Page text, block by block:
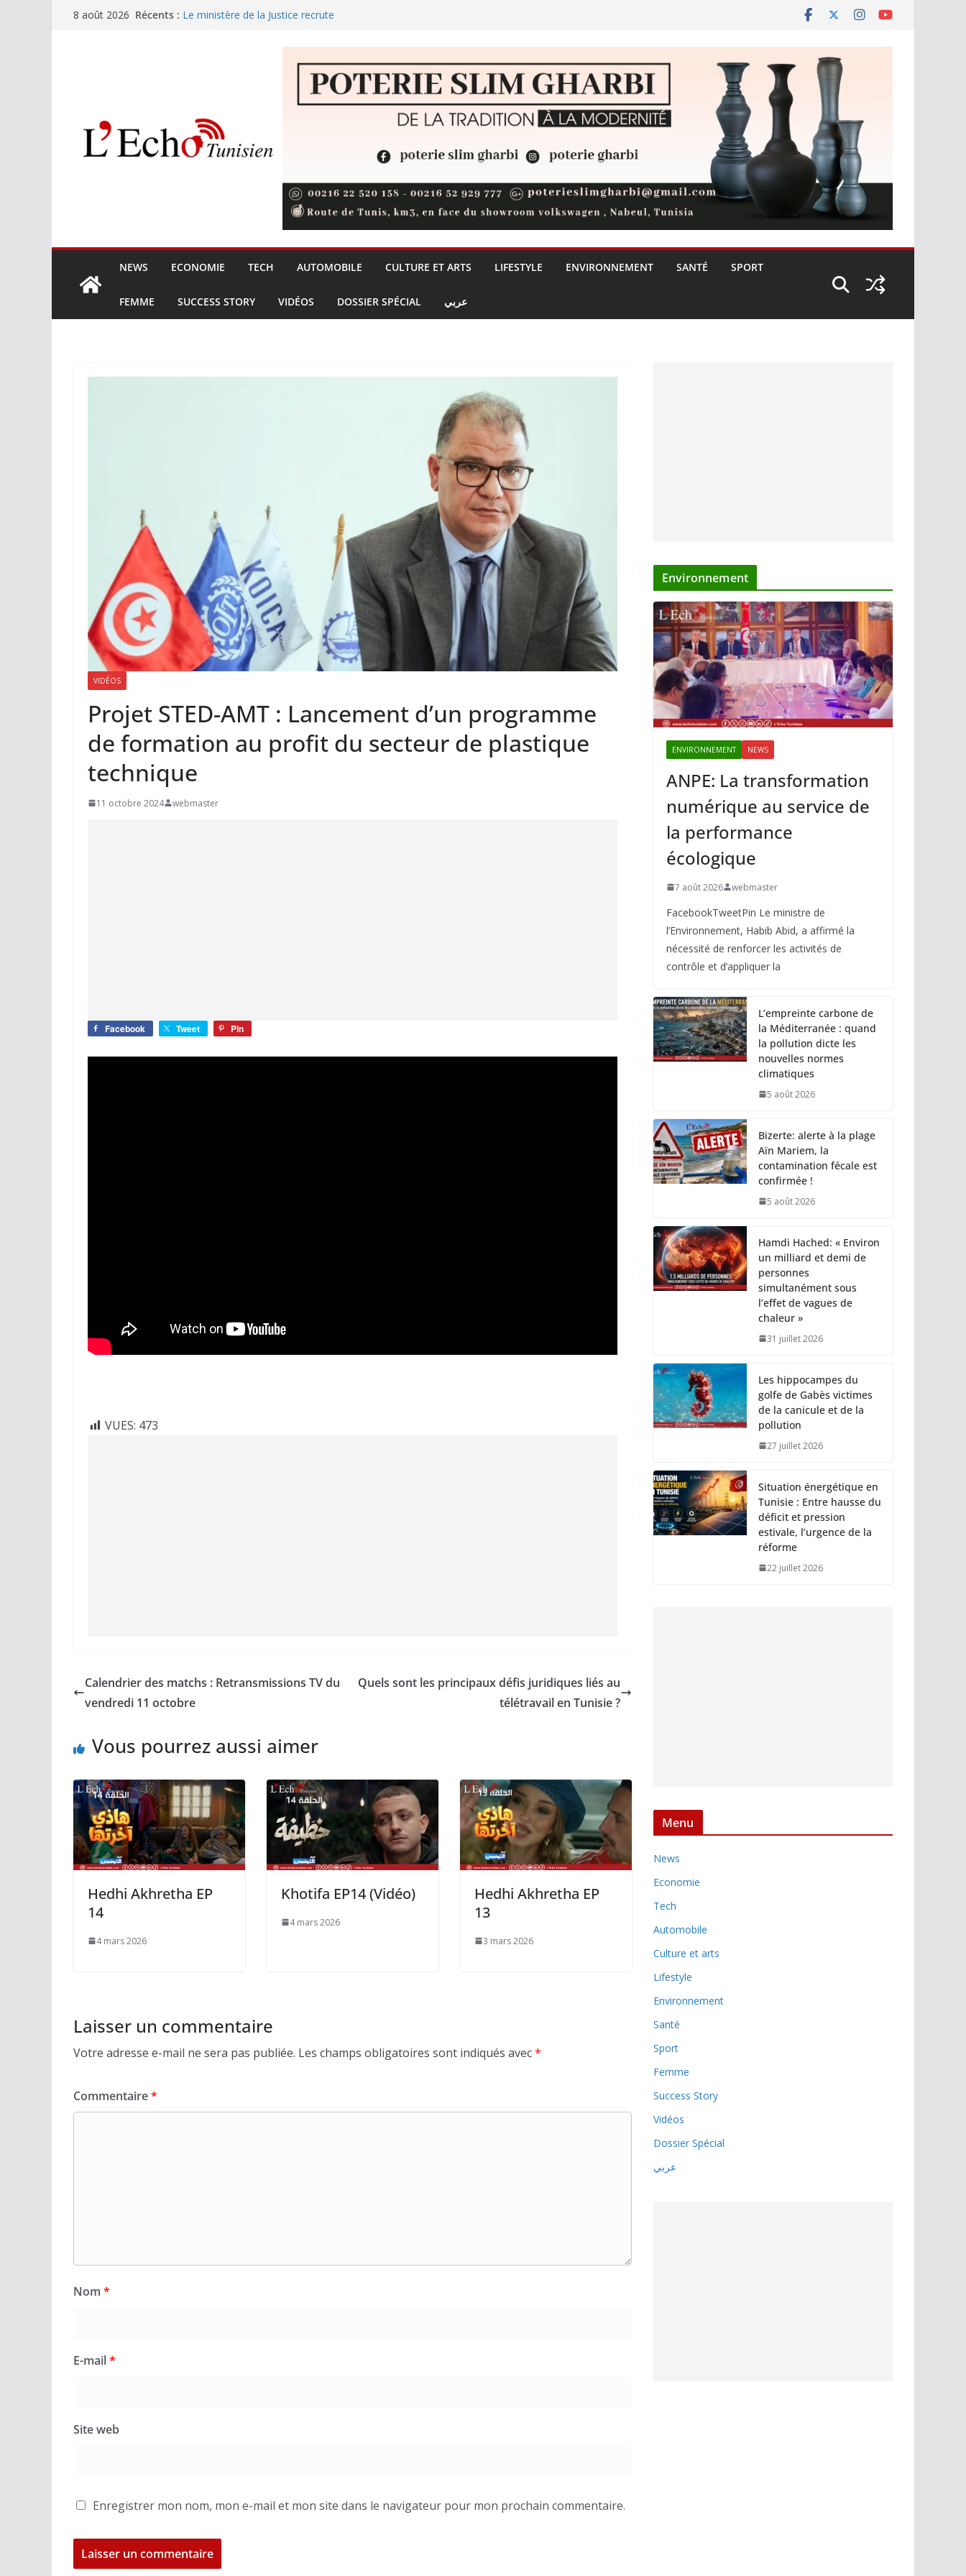
Passer8 août 2026 Récents : Le ministère de la Justice recrute
Amine Boudchart retrouve le public de Bizerte pour une
expérience musicale exceptionnelle, placée sous le signe du
partage entre l’artiste et son public
L’Union européenne durcit le cadre de l’IA: la Tunisie risque-t-
elle de rater le virage réglementaire ?
NEWS ECONOMIE TECH AUTOMOBILE CULTURE ET ARTS LIFESTYLE ENVIRONNEMENT SANTÉ SPORT
FEMME SUCCESS STORY VIDÉOS DOSSIER SPÉCIAL عربي
VIDÉOS
Projet STED-AMT : Lancement d’un programme
de formation au profit du secteur de plastique
technique
11 octobre 2024 webmaster
Facebook Tweet Pin
VUES: 473
Calendrier des matchs : Retransmissions TV du
vendredi 11 octobre
Quels sont les principaux défis juridiques liés au
télétravail en Tunisie ?
Vous pourrez aussi aimer
Hedhi Akhretha EP
14
4 mars 2026
Khotifa EP14 (Vidéo)
4 mars 2026
Hedhi Akhretha EP
13
3 mars 2026
Laisser un commentaire
Votre adresse e-mail ne sera pas publiée. Les champs obligatoires sont indiqués avec*
Commentaire*
Nom *
E-mail*
Site web
Enregistrer mon nom, mon e-mail et mon site dans le navigateur pour mon prochain commentaire.
Environnement
ENVIRONNEMENT NEWS
ANPE: La transformation
numérique au service de
la performance
écologique
7 août 2026 webmaster
FacebookTweetPin Le ministre de
l’Environnement, Habib Abid, a affirmé la
nécessité de renforcer les activités de
contrôle et d’appliquer la
L’empreinte carbone de
la Méditerranée : quand
la pollution dicte les
nouvelles normes
climatiques
5 août 2026
Bizerte: alerte à la plage
Aïn Mariem, la
contamination fécale est
confirmée !
5 août 2026
Hamdi Hached: « Environ
un milliard et demi de
personnes
simultanément sous
l’effet de vagues de
chaleur »
31 juillet 2026
Les hippocampes du
golfe de Gabès victimes
de la canicule et de la
pollution
27 juillet 2026
Situation énergétique en
Tunisie : Entre hausse du
déficit et pression
estivale, l’urgence de la
réforme
22 juillet 2026
Menu
News
Economie
Tech
Automobile
Culture et arts
Lifestyle
Environnement
Santé
Sport
Femme
Success Story
Vidéos
Dossier Spécial
عربي